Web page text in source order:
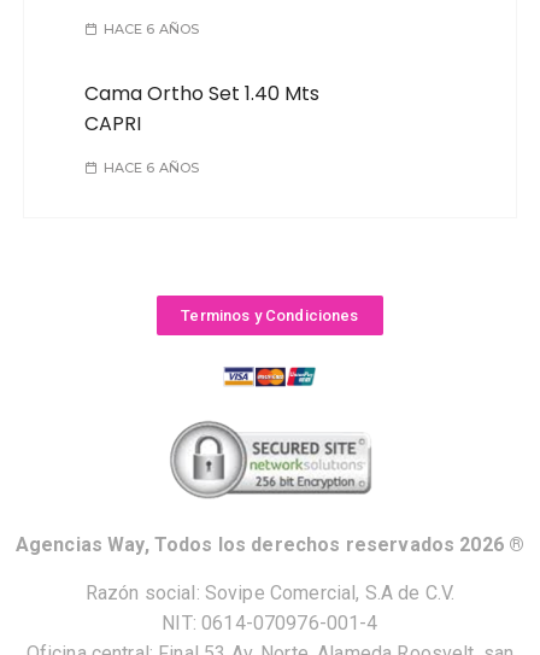
HACE 6 AÑOS
Cama Ortho Set 1.40 Mts
CAPRI
HACE 6 AÑOS
Terminos y Condiciones
Agencias Way, Todos los derechos reservados 2026 ®
Razón social: Sovipe Comercial, S.A de C.V.
NIT: 0614-070976-001-4